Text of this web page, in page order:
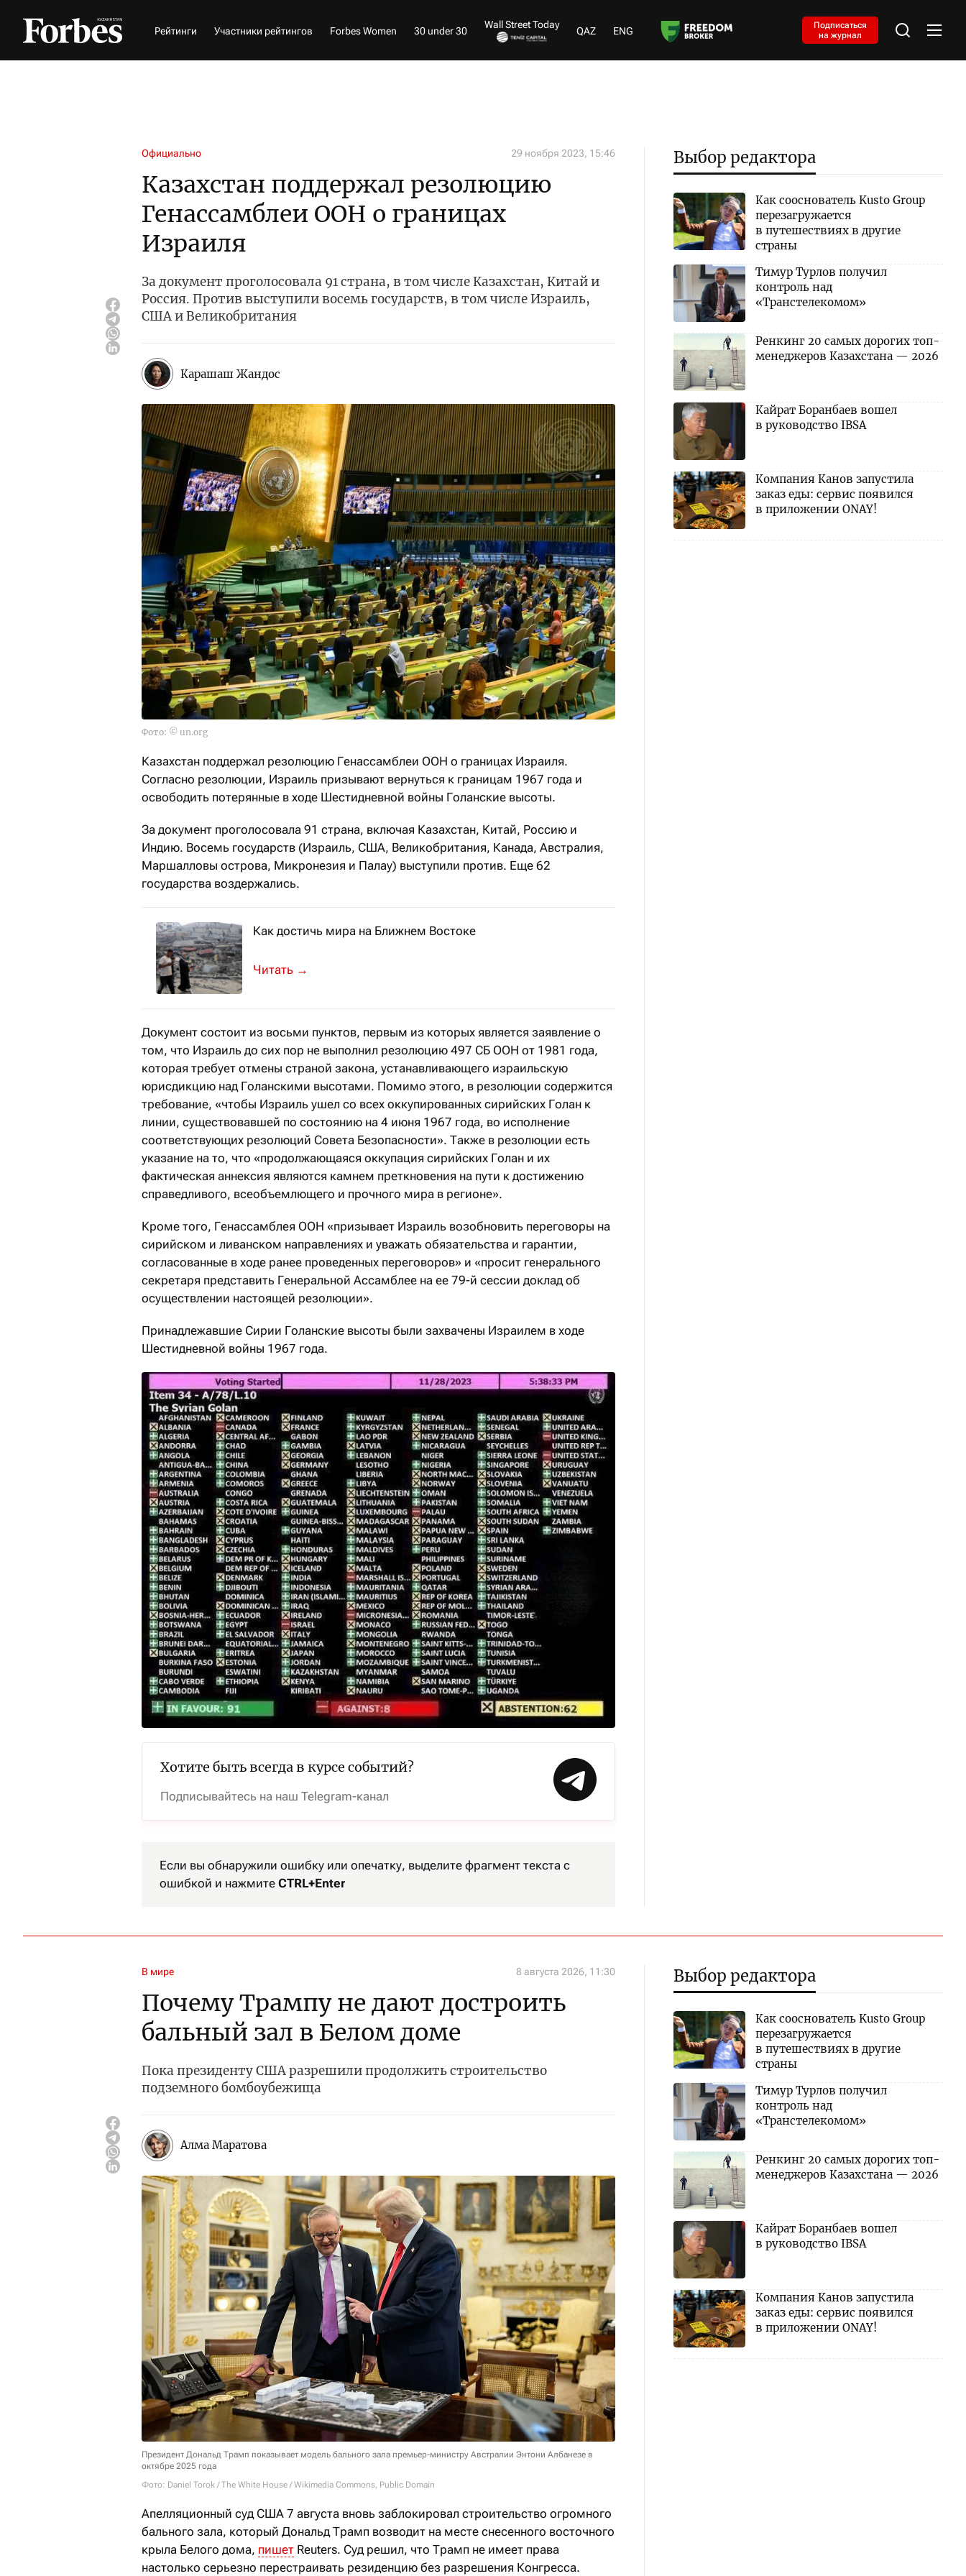
Рейтинги Участники рейтингов Forbes Women 30 under 30
Wall Street Today
QAZ ENG
Подписаться
на журнал
Официально 29 ноября 2023, 15:46
Казахстан поддержал резолюцию
Генассамблеи ООН о границах
Израиля
За документ проголосовала 91 страна, в том числе Казахстан, Китай и
Россия. Против выступили восемь государств, в том числе Израиль,
США и Великобритания
Карашаш Жандос
Фото: © un.org
Казахстан поддержал резолюцию Генассамблеи ООН о границах Израиля.
Согласно резолюции, Израиль призывают вернуться к границам 1967 года и
освободить потерянные в ходе Шестидневной войны Голанские высоты.
За документ проголосовала 91 страна, включая Казахстан, Китай, Россию и
Индию. Восемь государств (Израиль, США, Великобритания, Канада, Австралия,
Маршалловы острова, Микронезия и Палау) выступили против. Еще 62
государства воздержались.
Как достичь мира на Ближнем Востоке
Существует мнение, что кровавая война в Газе уничтожила сохранявшийся 35 ле...
→
Документ состоит из восьми пунктов, первым из которых является заявление о
том, что Израиль до сих пор не выполнил резолюцию 497 СБ ООН от 1981 года,
которая требует отмены страной закона, устанавливающего израильскую
юрисдикцию над Голанскими высотами. Помимо этого, в резолюции содержится
требование, «чтобы Израиль ушел со всех оккупированных сирийских Голан к
линии, существовавшей по состоянию на 4 июня 1967 года, во исполнение
соответствующих резолюций Совета Безопасности». Также в резолюции есть
указание на то, что «продолжающаяся оккупация сирийских Голан и их
фактическая аннексия являются камнем преткновения на пути к достижению
справедливого, всеобъемлющего и прочного мира в регионе».
Кроме того, Генассамблея ООН «призывает Израиль возобновить переговоры на
сирийском и ливанском направлениях и уважать обязательства и гарантии,
согласованные в ходе ранее проведенных переговоров» и «просит генерального
секретаря представить Генеральной Ассамблее на ее 79-й сессии доклад об
осуществлении настоящей резолюции».
Принадлежавшие Сирии Голанские высоты были захвачены Израилем в ходе
Шестидневной войны 1967 года.
Хотите быть всегда в курсе событий?
Подписывайтесь на наш Telegram-канал
Если вы обнаружили ошибку или опечатку, выделите фрагмент текста с
ошибкой и нажмите CTRL+Enter
Выбор редактора
Как сооснователь Kusto Group
перезагружается
в путешествиях в другие
страны
Тимур Турлов получил
контроль над
«Транстелекомом»
Ренкинг 20 самых дорогих топ-
менеджеров Казахстана — 2026
Кайрат Боранбаев вошел
в руководство IBSA
Компания Канов запустила
заказ еды: сервис появился
в приложении ONAY!
В мире 8 августа 2026, 11:30
Почему Трампу не дают достроить
бальный зал в Белом доме
Пока президенту США разрешили продолжить строительство
подземного бомбоубежища
Алма Маратова
Президент Дональд Трамп показывает модель бального зала премьер-министру Австралии Энтони Албанезе в
октябре 2025 года
Фото: Daniel Torok / The White House / Wikimedia Commons, Public Domain
Апелляционный суд США 7 августа вновь заблокировал строительство огромного
бального зала, который Дональд Трамп возводит на месте снесенного восточного
крыла Белого дома, пишет Reuters. Суд решил, что Трамп не имеет права
настолько серьезно перестраивать резиденцию без разрешения Конгресса.
Выбор редактора
Как сооснователь Kusto Group
перезагружается
в путешествиях в другие
страны
Тимур Турлов получил
контроль над
«Транстелекомом»
Ренкинг 20 самых дорогих топ-
менеджеров Казахстана — 2026
Кайрат Боранбаев вошел
в руководство IBSA
Компания Канов запустила
заказ еды: сервис появился
в приложении ONAY!